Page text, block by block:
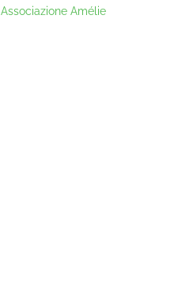
Associazione Amélie